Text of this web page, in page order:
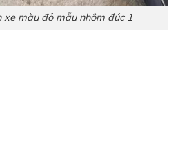
xe màu đỏ mẫu nhôm đúc 1